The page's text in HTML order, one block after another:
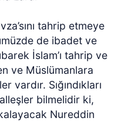
tahrip etmeye
de ibadet ve
İslam’ı tahrip ve
ve Müslümanlara
vardır. Sığındıkları
bilmelidir ki,
Nureddin